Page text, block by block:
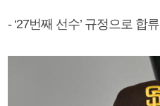
- ‘27번째 선수’ 규정으로 합류